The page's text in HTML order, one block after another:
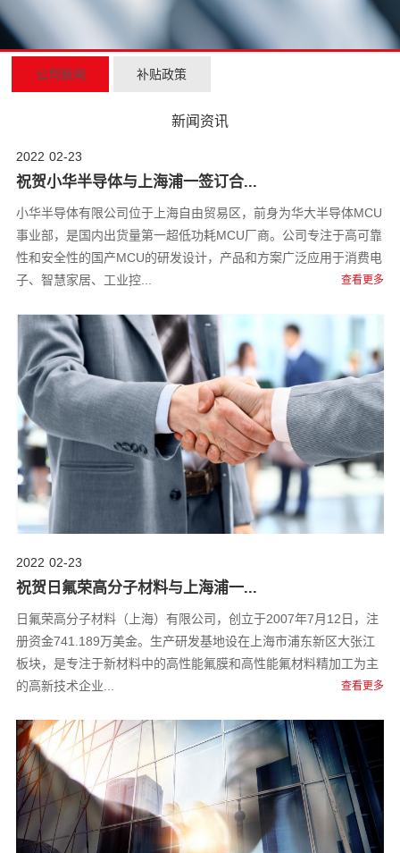
公司新闻 补贴政策
新闻资讯
02-23
2022
祝贺小华半导体与上海浦一签订合...
小华半导体有限公司位于上海自由贸易区，前身为华大半导体MCU
事业部，是国内出货量第一超低功耗MCU厂商。公司专注于高可靠
性和安全性的国产MCU的研发设计，产品和方案广泛应用于消费电
子、智慧家居、工业控...
查看更多
02-23
2022
祝贺日氟荣高分子材料与上海浦一...
日氟荣高分子材料（上海）有限公司，创立于2007年7月12日，注
册资金741.189万美金。生产研发基地设在上海市浦东新区大张江
板块，是专注于新材料中的高性能氟膜和高性能氟材料精加工为主
的高新技术企业...
查看更多